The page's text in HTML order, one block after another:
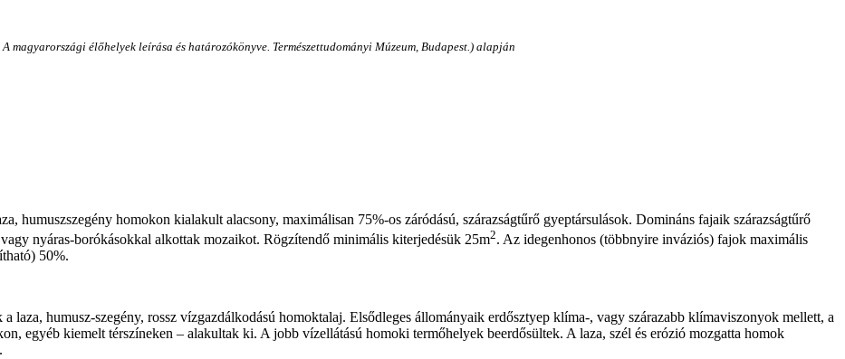
magyarországi élőhelyek leírása és határozókönyve. Természettudományi Múzeum, Budapest.) alapján
humuszszegény homokon kialakult alacsony, maximálisan 75%-os záródású, szárazságtűrő gyeptársulások. Domináns fajaik szárazságtűrő
nyáras-borókásokkal alkottak mozaikot. Rögzítendő minimális kiterjedésük 25m2. Az idegenhonos (többnyire inváziós) fajok maximális
50%.
laza, humusz-szegény, rossz vízgazdálkodású homoktalaj. Elsődleges állományaik erdősztyep klíma-, vagy szárazabb klímaviszonyok mellett, a
egyéb kiemelt térszíneken – alakultak ki. A jobb vízellátású homoki termőhelyek beerdősültek. A laza, szél és erózió mozgatta homok